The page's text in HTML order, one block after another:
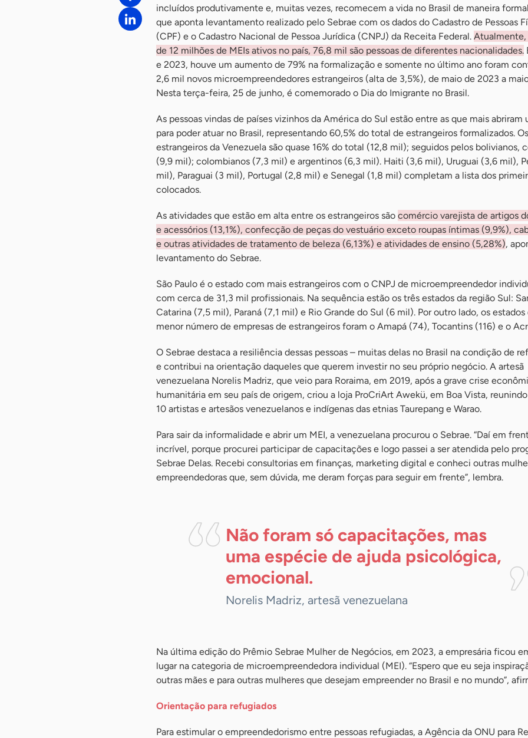
incluídos produtivamente e, muitas vezes, recomecem a vida no Brasil de maneira
que aponta levantamento realizado pelo Sebrae com os dados do Cadastro de Pessoas
(CPF) e o Cadastro Nacional de Pessoa Jurídica (CNPJ) da Receita Federal. Atualmente,
de 12 milhões de MEIs ativos no país, 76,8 mil são pessoas de diferentes nacionalidades.
e 2023, houve um aumento de 79% na formalização e somente no último ano foram
2,6 mil novos microempreendedores estrangeiros (alta de 3,5%), de maio de 2023 a
Nesta terça-feira, 25 de junho, é comemorado o Dia do Imigrante no Brasil.
As pessoas vindas de países vizinhos da América do Sul estão entre as que mais abriram
para poder atuar no Brasil, representando 60,5% do total de estrangeiros formalizados. Os
estrangeiros da Venezuela são quase 16% do total (12,8 mil); seguidos pelos bolivianos,
(9,9 mil); colombianos (7,3 mil) e argentinos (6,3 mil). Haiti (3,6 mil), Uruguai (3,6 mil),
mil), Paraguai (3 mil), Portugal (2,8 mil) e Senegal (1,8 mil) completam a lista dos
colocados.
As atividades que estão em alta entre os estrangeiros são comércio varejista de artigos
e acessórios (13,1%), confecção de peças do vestuário exceto roupas íntimas (9,9%),
e outras atividades de tratamento de beleza (6,13%) e atividades de ensino (5,28%),
levantamento do Sebrae.
São Paulo é o estado com mais estrangeiros com o CNPJ de microempreendedor
com cerca de 31,3 mil profissionais. Na sequência estão os três estados da região Sul:
Catarina (7,5 mil), Paraná (7,1 mil) e Rio Grande do Sul (6 mil). Por outro lado, os
menor número de empresas de estrangeiros foram o Amapá (74), Tocantins (116) e o
O Sebrae destaca a resiliência dessas pessoas – muitas delas no Brasil na condição de
e contribui na orientação daqueles que querem investir no seu próprio negócio. A artesã
venezuelana Norelis Madriz, que veio para Roraima, em 2019, após a grave crise
humanitária em seu país de origem, criou a loja ProCriArt Awekü, em Boa Vista,
10 artistas e artesãos venezuelanos e indígenas das etnias Taurepang e Warao.
Para sair da informalidade e abrir um MEI, a venezuelana procurou o Sebrae. “Daí em
incrível, porque procurei participar de capacitações e logo passei a ser atendida pelo
Sebrae Delas. Recebi consultorias em finanças, marketing digital e conheci outras
empreendedoras que, sem dúvida, me deram forças para seguir em frente”, lembra.
Não foram só capacitações, mas
uma espécie de ajuda psicológica,
emocional.
Norelis Madriz, artesã venezuelana
Na última edição do Prêmio Sebrae Mulher de Negócios, em 2023, a empresária ficou
lugar na categoria de microempreendedora individual (MEI). “Espero que eu seja
outras mães e para outras mulheres que desejam empreender no Brasil e no mundo”,
Orientação para refugiados
Para estimular o empreendedorismo entre pessoas refugiadas, a Agência da ONU para